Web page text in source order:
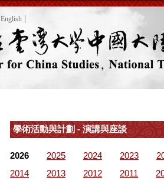
English
學術活動與計劃 - 演講與座談
2026 2025 2024 2023
2014
2013 2012 2011